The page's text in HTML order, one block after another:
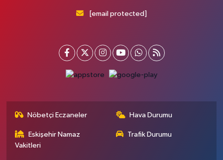
[email protected]
Nöbetçi Eczaneler Hava Durumu
Eskişehir Namaz
Vakitleri
Trafik Durumu